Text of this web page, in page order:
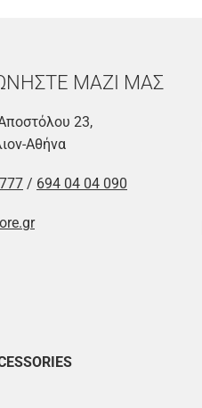
ΜΑΖΙ ΜΑΣ
23,
Αθήνα
/ 694 04 04 090